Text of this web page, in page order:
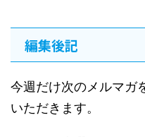
編集後記
今週だけ次のメルマガ
いただきます。